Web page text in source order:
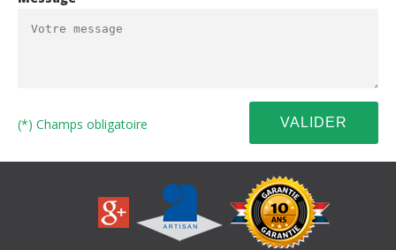
(*) Champs obligatoire